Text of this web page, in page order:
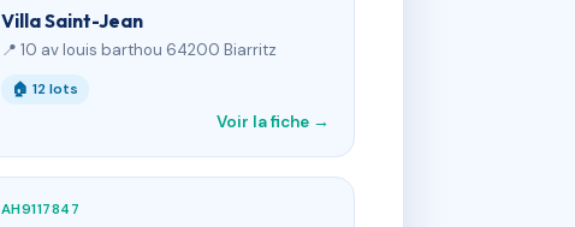
Villa Saint-Jean
📍 10 av louis barthou 64200 Biarritz
🏠 12 lots
Voir la fiche →
AH9117847